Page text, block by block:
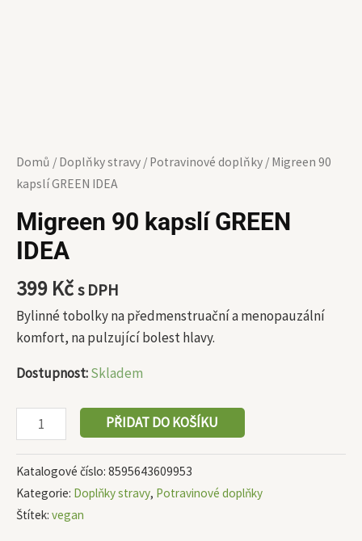
Domů / Doplňky stravy / Potravinové doplňky / Migreen 90
kapslí GREEN IDEA
Migreen 90 kapslí GREEN
IDEA
399 Kčs DPH
Bylinné tobolky na předmenstruační a menopauzální
komfort, na pulzující bolest hlavy.
Dostupnost:Skladem
PŘIDAT DO KOŠÍKU
Katalogové číslo: 8595643609953
Kategorie: Doplňky stravy, Potravinové doplňky
Štítek: vegan